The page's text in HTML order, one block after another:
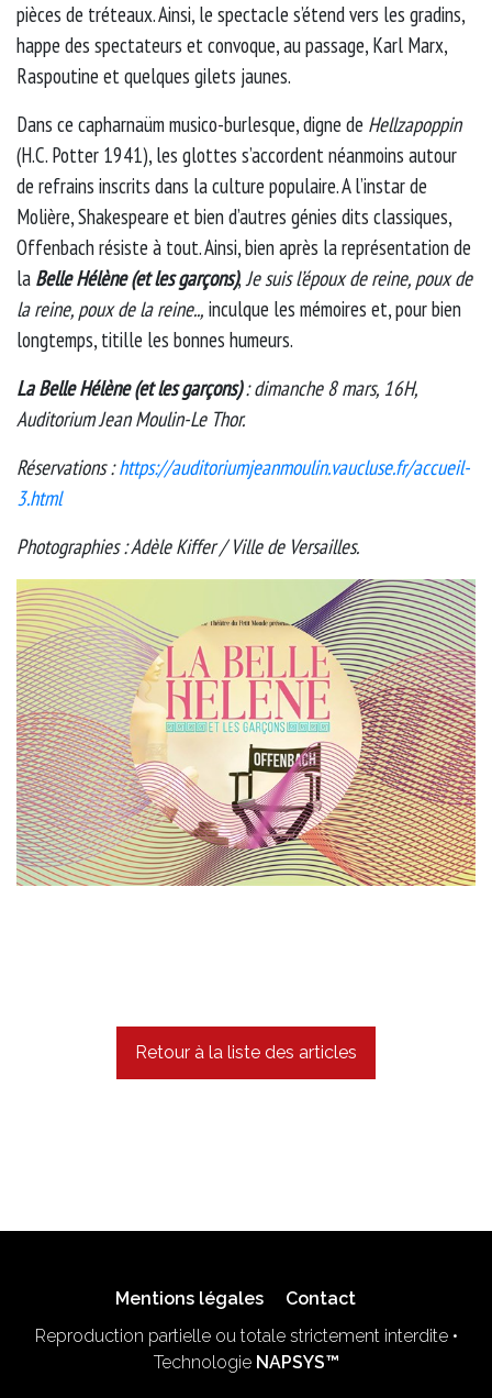
pièces de tréteaux. Ainsi, le spectacle s’étend vers les gradins,
happe des spectateurs et convoque, au passage, Karl Marx,
Raspoutine et quelques gilets jaunes.
Dans ce capharnaüm musico-burlesque, digne de Hellzapoppin
(H.C. Potter 1941), les glottes s’accordent néanmoins autour
de refrains inscrits dans la culture populaire. A l’instar de
Molière, Shakespeare et bien d’autres génies dits classiques,
Offenbach résiste à tout. Ainsi, bien après la représentation de
la Belle Hélène (et les garçons),Je suis l’époux de reine, poux de
la reine, poux de la reine.., inculque les mémoires et, pour bien
longtemps, titille les bonnes humeurs.
La Belle Hélène (et les garçons): dimanche 8 mars, 16H,
Auditorium Jean Moulin-Le Thor.
Réservations :https://auditoriumjeanmoulin.vaucluse.fr/accueil-
3.html
Photographies : Adèle Kiffer / Ville de Versailles.
Retour à la liste des articles
Mentions légales
Contact
Reproduction partielle ou totale strictement interdite •
Technologie NAPSYS™